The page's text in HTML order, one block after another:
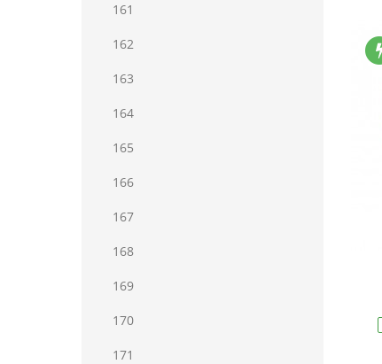
161
162
163
164
165
166
167
168
169
170
171